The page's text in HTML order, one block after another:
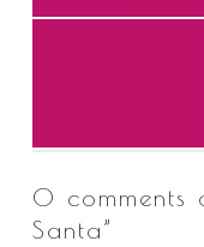
0 comments
Santa”